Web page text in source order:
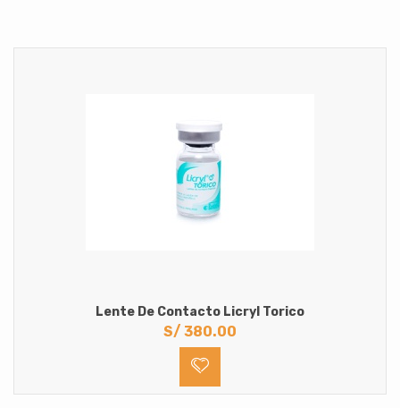
Lente De Contacto Licryl Torico
S/ 380.00